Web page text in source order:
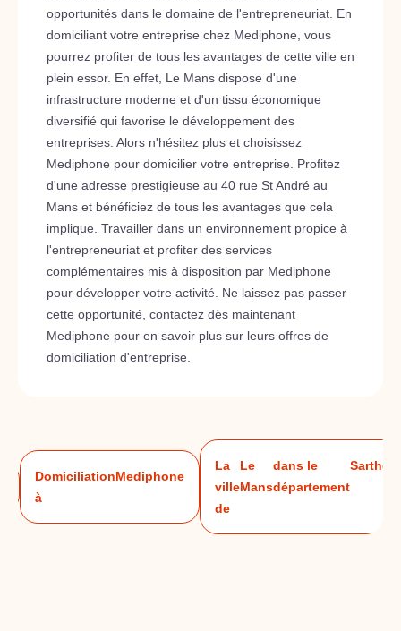
opportunités dans le domaine de l'entrepreneuriat. En
domiciliant votre entreprise chez Mediphone, vous
pourrez profiter de tous les avantages de cette ville en
plein essor. En effet, Le Mans dispose d'une
infrastructure moderne et d'un tissu économique
diversifié qui favorise le développement des
entreprises. Alors n'hésitez plus et choisissez
Mediphone pour domicilier votre entreprise. Profitez
d'une adresse prestigieuse au 40 rue St André au
Mans et bénéficiez de tous les avantages que cela
implique. Travailler dans un environnement propice à
l'entrepreneuriat et profiter des services
complémentaires mis à disposition par Mediphone
pour développer votre activité. Ne laissez pas passer
cette opportunité, contactez dès maintenant
Mediphone pour en savoir plus sur leurs offres de
domiciliation d'entreprise.
Domiciliation
à
Mediphone
La
ville
de
Le
Mans
dans le
département
Sarthe